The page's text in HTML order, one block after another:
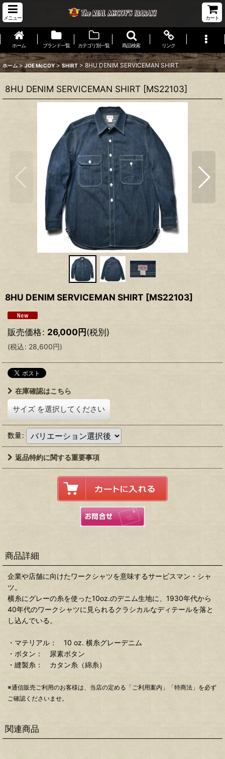
メニュー カート
ホーム ブランド一覧 カテゴリ別一覧 商品検索 リンク
ホーム > JOE McCOY > SHIRT > 8HU DENIM SERVICEMAN SHIRT
8HU DENIM SERVICEMAN SHIRT [MS22103]
8HU DENIM SERVICEMAN SHIRT [MS22103]
販売価格: 26,000円(税別)
(税込: 28,600円)
在庫確認はこちら
サイズ を選択してください
数量:
返品特約に関する重要事項
商品詳細
企業や店舗に向けたワークシャツを意味するサービスマン・シャ
ツ。
横糸にグレーの糸を使った10oz.のデニム生地に、1930年代から
40年代のワークシャツに見られるクラシカルなディテールを落と
し込んでいる。
・マテリアル： 10 oz. 横糸グレーデニム
・ボタン： 尿素ボタン
・縫製糸： カタン糸（綿糸）
※通信販売ご利用のお客様は、当店の定める「ご利用案内」「特商法」を必ず
ご確認くださいませ。
関連商品